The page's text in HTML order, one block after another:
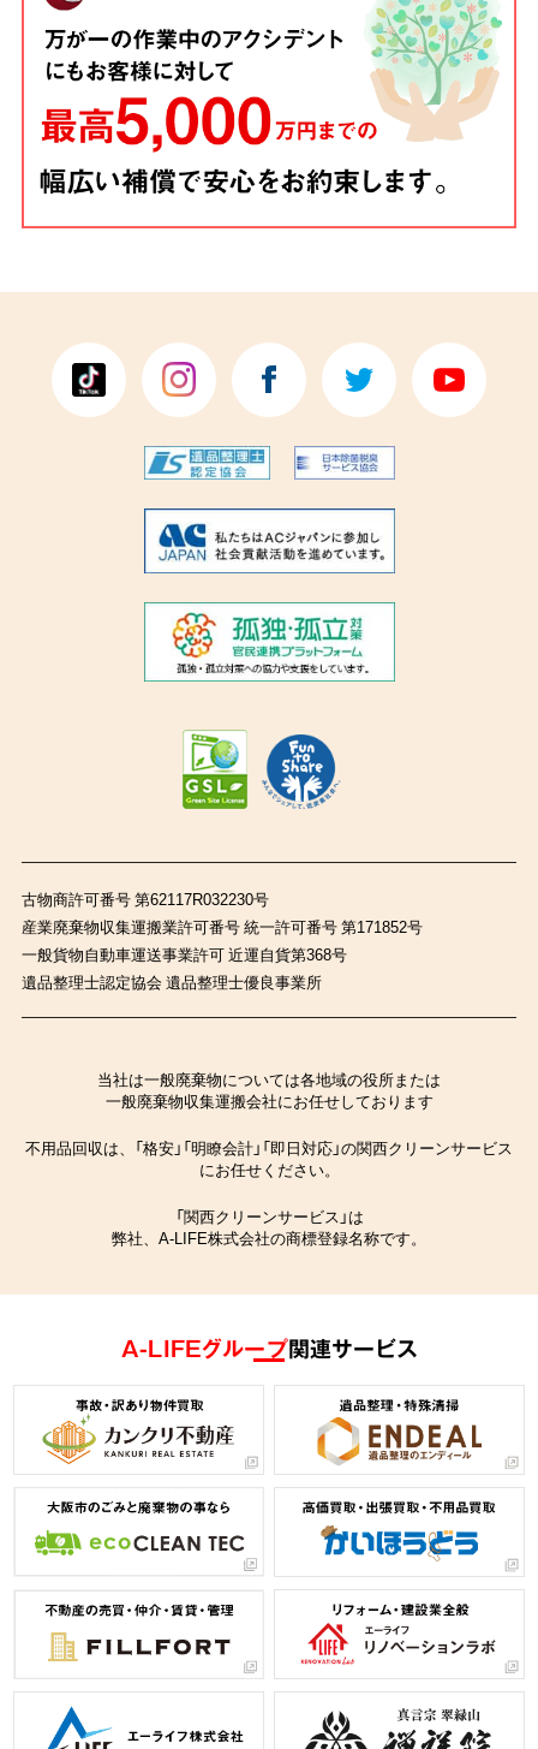
古物商許可番号 第62117R032230号
産業廃棄物収集運搬業許可番号 統一許可番号 第171852号
一般貨物自動車運送事業許可 近運自貨第368号
遺品整理士認定協会 遺品整理士優良事業所
当社は一般廃棄物については各地域の役所または
一般廃棄物収集運搬会社にお任せしております
不用品回収は、「格安」「明瞭会計」「即日対応」の関西クリーンサービス
にお任せください。
「関西クリーンサービス」は
弊社、A-LIFE株式会社の商標登録名称です。
A-LIFEグループ関連サービス